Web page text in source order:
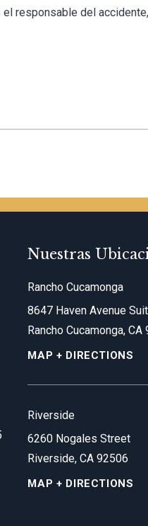
responsable del
Nuestras
Rancho Cucamonga
8647 Haven Avenue
Rancho Cucamonga, CA
MAP + DIRECTIONS
Riverside
6260 Nogales Street
Riverside, CA 92506
MAP + DIRECTIONS